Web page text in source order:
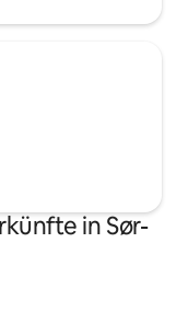
in Sør-